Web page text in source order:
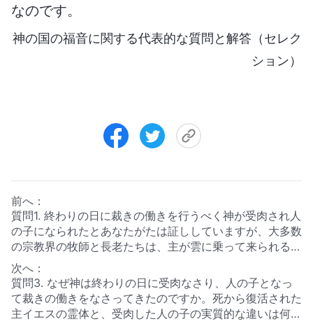
なのです。
神の国の福音に関する代表的な質問と解答（セレク
ション）
前へ：
質問1. 終わりの日に裁きの働きを行うべく神が受肉され人
の子になられたとあなたがたは証ししていますが、大多数
の宗教界の牧師と長老たちは、主が雲に乗って来られると
主張し、次の聖句をもっぱらこの根拠にしています。
「……イエスは、天に上って行かれるのをあなたがたが見
たのと同じ有様で、またおいでになるであろ
う」（使徒行伝 1:11） 。「 見よ、彼は、雲に乗ってこられ
る。すべての人の目……は、彼を仰ぎ見るであろ
次へ：
質問3. なぜ神は終わりの日に受肉なさり、人の子となっ
て裁きの働きをなさってきたのですか。死から復活された
主イエスの霊体と、受肉した人の子の実質的な違いは何で